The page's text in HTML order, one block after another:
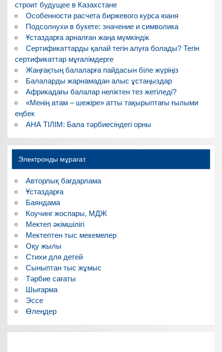
строит будущее в Казахстане
Особенности расчета биржевого курса юаня
Подсолнухи в букете: значение и символика
Ұстаздарға арналған жаңа мүмкіндік
Сертификаттарды қалай тегін алуға болады? Тегін
сертификаттар мұғалімдерге
Жаңғақтың балаларға пайдасын біле жүріңіз
Балаларды жарнамадан алыс ұстаңыздар
Африкадағы балалар неліктен тез жетіледі?
«Менің атам – шежіре» атты тақырыптағы ғылыми
еңбек
АНА ТІЛІМ: Бала тәрбиесіндегі орны
Электронды мұрағат
Авторлық бағдарлама
Ұстаздарға
Баяндама
Коучинг жоспары, МДЖ
Мектеп әкімшілігі
Мектептен тыс мекемелер
Оқу жылы
Стихи для детей
Сыныптан тыс жұмыс
Тәрбие сағаты
Шығарма
Эссе
Өлеңдер